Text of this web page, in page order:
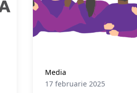
Media
17 februarie 2025